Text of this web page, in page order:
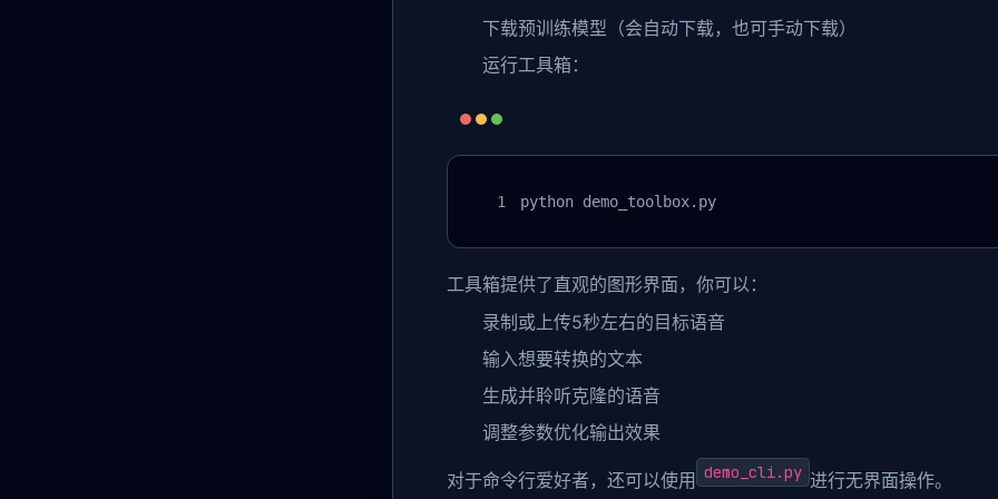
下载预训练模型（会自动下载，也可手动下载）
运行工具箱：
python demo_toolbox.py
工具箱提供了直观的图形界面，你可以：
录制或上传5秒左右的目标语音
输入想要转换的文本
生成并聆听克隆的语音
调整参数优化输出效果
对于命令行爱好者，还可以使用 demo_cli.py 进行无界面操作。